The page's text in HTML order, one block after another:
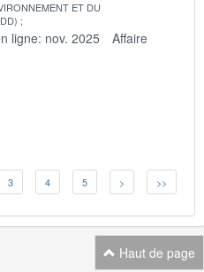
ET DU
ligne: nov. 2025
Affaire
3 4 5 > >>
Haut de page